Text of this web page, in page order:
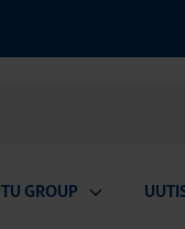
GROUP